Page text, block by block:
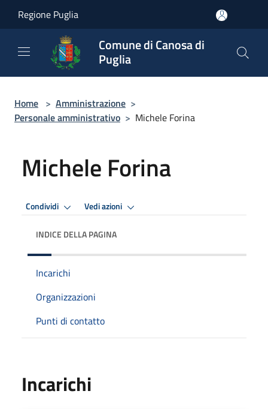
Regione Puglia
Comune di Canosa di
Puglia
Home > Amministrazione >
Personale amministrativo > Michele Forina
Michele Forina
Condividi Vedi azioni
INDICE DELLA PAGINA
Incarichi
Organizzazioni
Punti di contatto
Incarichi